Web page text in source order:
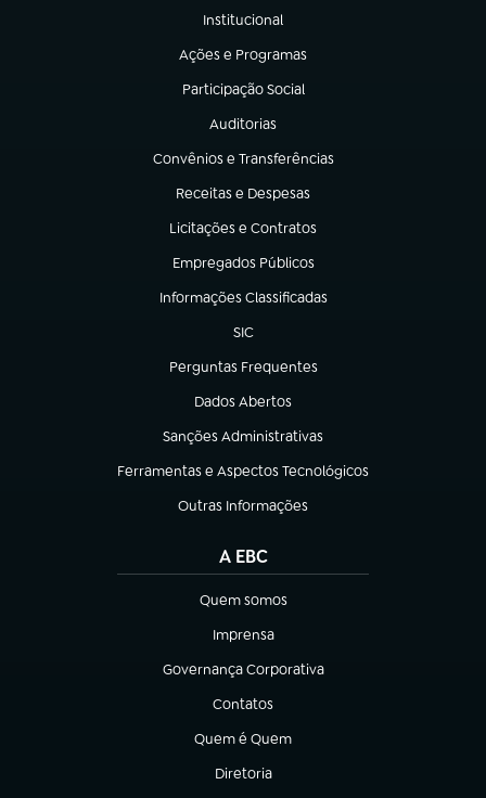
Institucional
(abre em nova aba)
Ações e Programas
(abre em nova aba)
Participação Social
(abre em nova aba)
Auditorias
(abre em nova aba)
Convênios e Transferências
(abre em nova aba)
Receitas e Despesas
(abre em nova aba)
Licitações e Contratos
(abre em nova aba)
Empregados Públicos
(abre em nova aba)
Informações Classificadas
(abre em nova aba)
SIC
(abre em nova aba)
Perguntas Frequentes
(abre em nova aba)
Dados Abertos
(abre em nova aba)
Sanções Administrativas
(abre em nova aba)
Ferramentas e Aspectos Tecnológicos
(abre em nova aba)
Outras Informações
(abre em nova aba)
A EBC
Quem somos
(abre em nova aba)
Imprensa
(abre em nova aba)
Governança Corporativa
(abre em nova aba)
Contatos
(abre em nova aba)
Quem é Quem
(abre em nova aba)
Diretoria
(abre em nova aba)